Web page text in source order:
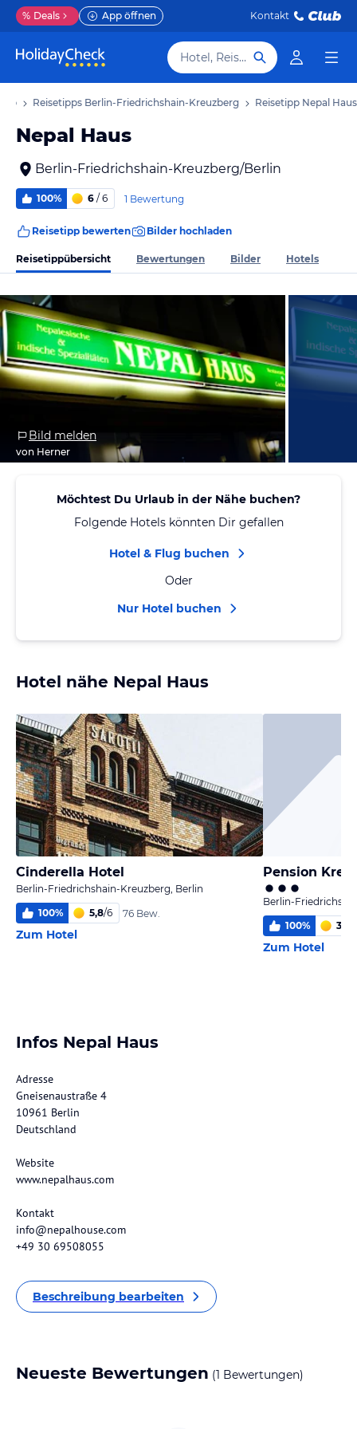
% Deals App öffnen Kontakt
Hotel, Reiseziel
Reisetipps Berlin-Friedrichshain-Kreuzberg Reisetipp Nepal Haus
Nepal Haus
Berlin-Friedrichshain-Kreuzberg/Berlin
100% 6 / 6 1 Bewertung
Reisetipp bewerten Bilder hochladen
Reisetippübersicht Bewertungen Bilder Hotels
Bild melden
von Herner
Möchtest Du Urlaub in der Nähe buchen?
Folgende Hotels könnten Dir gefallen
Hotel & Flug buchen
Oder
Nur Hotel buchen
Hotel nähe Nepal Haus
Cinderella Hotel
Berlin-Friedrichshain-Kreuzberg, Berlin
100% 5,8/6 76 Bew.
Zum Hotel
Pension
Berlin-
100% 3,5
Zum Hotel
Infos Nepal Haus
Adresse
Gneisenaustraße 4
10961 Berlin
Deutschland
Website
www.nepalhaus.com
Kontakt
info@nepalhouse.com
+49 30 69508055
Beschreibung bearbeiten
Neueste Bewertungen (1 Bewertungen)